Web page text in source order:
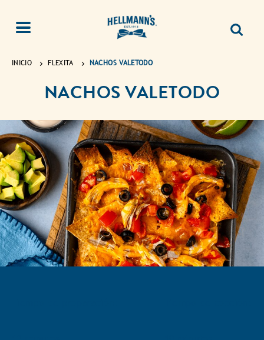
INICIO FLEXITA NACHOS VALETODO
NACHOS VALETODO